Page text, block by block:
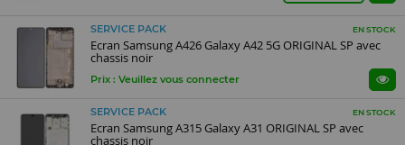
SERVICE PACK EN STOCK
Ecran Samsung A426 Galaxy A42 5G ORIGINAL SP avec
chassis noir
Prix : Veuillez vous connecter
SERVICE PACK EN STOCK
Ecran Samsung A315 Galaxy A31 ORIGINAL SP avec
chassis noir